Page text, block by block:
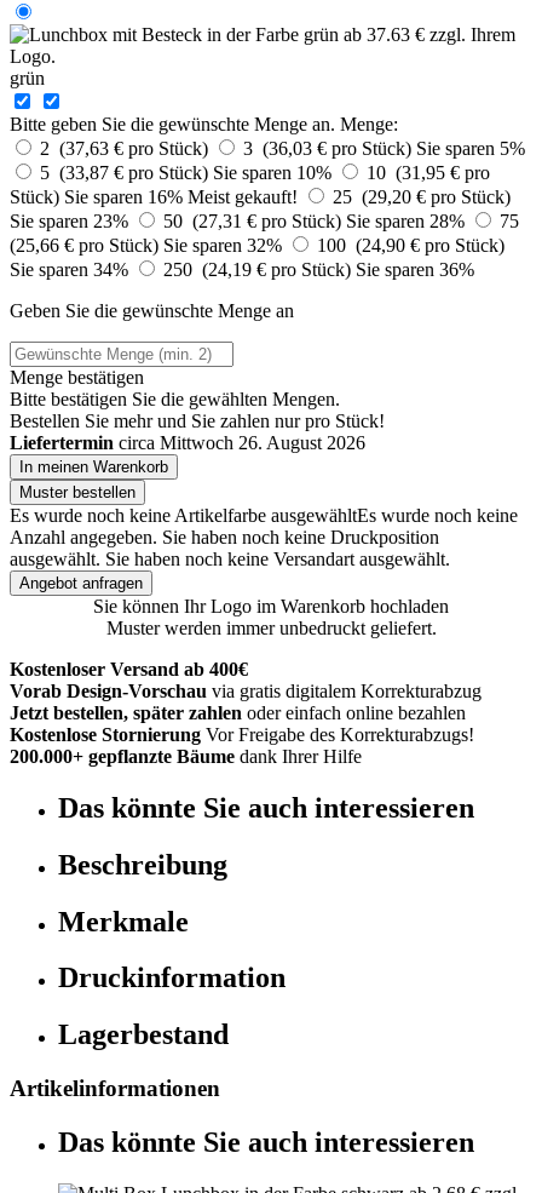
grün
Bitte geben Sie die gewünschte Menge an. Menge:
2 (37,63 € pro Stück)
3 (36,03 € pro Stück) Sie sparen 5%
5 (33,87 € pro Stück) Sie sparen 10%
10 (31,95 € pro
Stück) Sie sparen 16% Meist gekauft!
25 (29,20 € pro Stück)
Sie sparen 23%
50 (27,31 € pro Stück) Sie sparen 28%
75
(25,66 € pro Stück) Sie sparen 32%
100 (24,90 € pro Stück)
Sie sparen 34%
250 (24,19 € pro Stück) Sie sparen 36%
Geben Sie die gewünschte Menge an
Menge bestätigen
Bitte bestätigen Sie die gewählten Mengen.
Bestellen Sie mehr und Sie zahlen nurpro Stück!
Liefertermin circa Mittwoch 26. August 2026
In meinen Warenkorb
Muster bestellen
Es wurde noch keine Artikelfarbe ausgewähltEs wurde noch keine
Anzahl angegeben. Sie haben noch keine Druckposition
ausgewählt. Sie haben noch keine Versandart ausgewählt.
Angebot anfragen
Sie können Ihr Logo im Warenkorb hochladen
Muster werden immer unbedruckt geliefert.
Kostenloser Versand ab 400€
Vorab Design-Vorschau via gratis digitalem Korrekturabzug
Jetzt bestellen, später zahlen oder einfach online bezahlen
Kostenlose Stornierung Vor Freigabe des Korrekturabzugs!
200.000+ gepflanzte Bäume dank Ihrer Hilfe
Das könnte Sie auch interessieren
Beschreibung
Merkmale
Druckinformation
Lagerbestand
Artikelinformationen
Das könnte Sie auch interessieren